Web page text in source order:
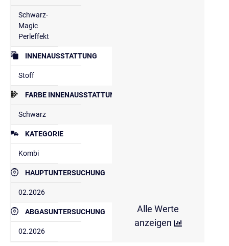
Schwarz-
Magic
Perleffekt
INNENAUSSTATTUNG
Stoff
FARBE INNENAUSSTATTUNG
Schwarz
KATEGORIE
Kombi
HAUPTUNTERSUCHUNG
02.2026
ABGASUNTERSUCHUNG
02.2026
Alle Werte
anzeigen